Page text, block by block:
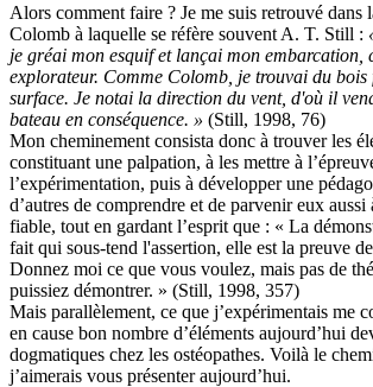
Alors comment faire ? Je me suis retrouvé dans
Colomb à laquelle se réfère souvent A. T. Still :
je gréai mon esquif et lançai mon embarcation,
explorateur. Comme Colomb, je trouvai du
surface. Je notai la direction du vent, d'où il
bateau en conséquence. » (Still, 1998, 76)
Mon cheminement consista donc à trouver les
constituant une palpation, à les mettre à
l’expérimentation, puis à développer une
d’autres de comprendre et de parvenir eux aussi
fiable, tout en gardant l’esprit que : « La
fait qui sous-tend l'assertion, elle est la preuve
Donnez moi ce que vous voulez, mais pas de
puissiez démontrer. » (Still, 1998, 357)
Mais parallèlement, ce que j’expérimentais me
en cause bon nombre d’éléments aujourd’hui
dogmatiques chez les ostéopathes. Voilà le
j’aimerais vous présenter aujourd’hui.